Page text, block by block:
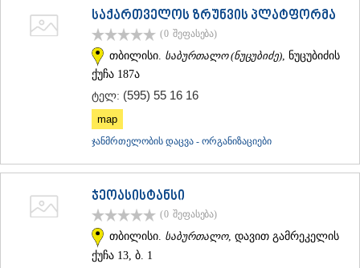
საქართველოს ზრუნვის პლატფორმა
(0 შეფასება)
თბილისი. საბურთალო (ნუცუბიძე) , ნუცუბიძის
ქუჩა 187ა
ტელ: (595) 55 16 16
map
ჯანმრთელობის დაცვა - ორგანიზაციები
ჯეოასისტანსი
(0 შეფასება)
თბილისი. საბურთალო, დავით გამრეკელის
ქუჩა 13, ბ. 1